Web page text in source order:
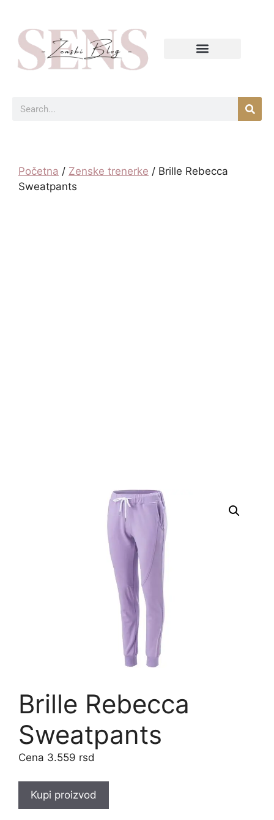
Početna / Zenske trenerke / Brille Rebecca
Sweatpants
Brille Rebecca
Sweatpants
3.559 rsd
Kupi proizvod